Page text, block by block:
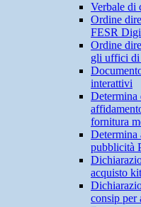
Verbale di
Ordine
FESR
Ordine
gli uffici di
interattivi
Determina
fornitura
Determina
pubblicità
acquisto
consip per